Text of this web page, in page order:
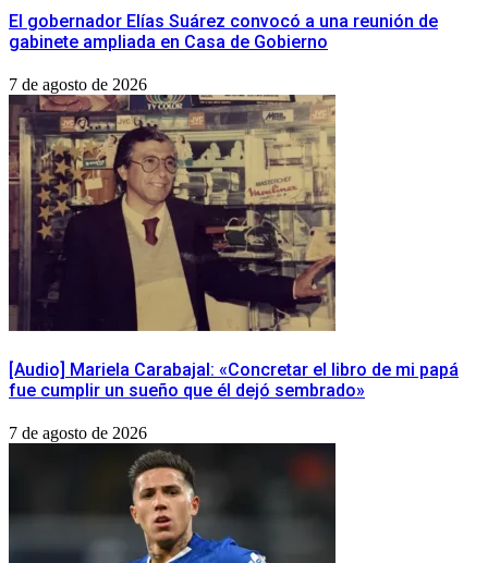
​El gobernador Elías Suárez convocó a una reunión de
gabinete ampliada en Casa de Gobierno
7 de agosto de 2026
[Audio] Mariela Carabajal: «Concretar el libro de mi papá
fue cumplir un sueño que él dejó sembrado»
7 de agosto de 2026